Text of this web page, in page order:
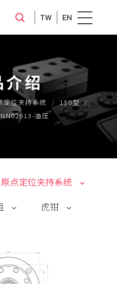
TW EN
介绍
定位夹持系统
150型
油压
原点定位夹持系统
90型
120型
虎钳
手动求心虎钳
自动气压虎钳